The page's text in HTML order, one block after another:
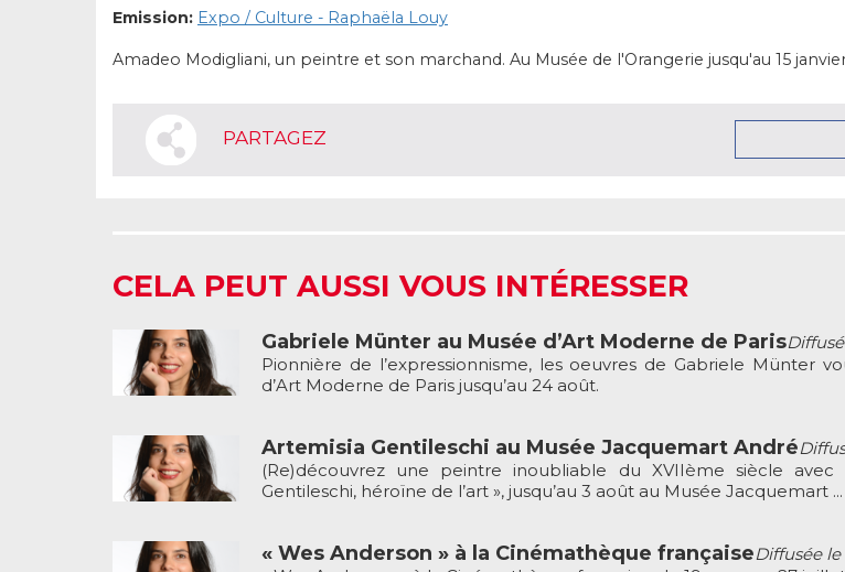
Emission: Expo / Culture - Raphaëla Louy
Amadeo Modigliani, un peintre et son marchand. Au Musée de l'Orangerie jusqu'au 15
PARTAGEZ
CELA PEUT AUSSI VOUS INTÉRESSER
Gabriele Münter au Musée d’Art Moderne de Paris
Pionnière de l’expressionnisme, les oeuvres de Gabriele Münter
d’Art Moderne de Paris jusqu’au 24 août.
Artemisia Gentileschi au Musée Jacquemart André
(Re)découvrez une peintre inoubliable du XVIIème siècle avec
Gentileschi, héroïne de l’art », jusqu’au 3 août au Musée Jacquemart ...
« Wes Anderson » à la Cinémathèque françaiseDiffusée le